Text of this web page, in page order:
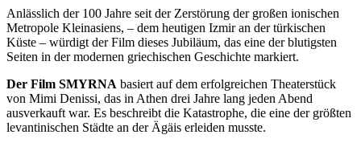
Anlässlich der 100 Jahre seit der Zerstörung der großen ionischen
Metropole Kleinasiens, – dem heutigen Izmir an der türkischen
Küste – würdigt der Film dieses Jubiläum, das eine der blutigsten
Seiten in der modernen griechischen Geschichte markiert.
Der Film SMYRNA basiert auf dem erfolgreichen Theaterstück
von Mimi Denissi, das in Athen drei Jahre lang jeden Abend
ausverkauft war. Es beschreibt die Katastrophe, die eine der größten
levantinischen Städte an der Ägäis erleiden musste.